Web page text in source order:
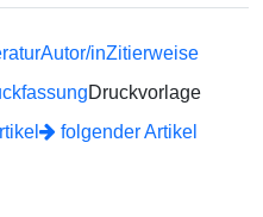
Autor/inZitierweise
Druckvorlage
folgender Artikel